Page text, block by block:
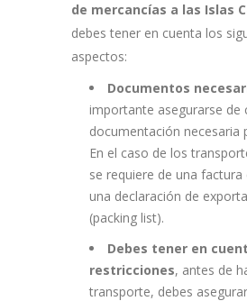
de mercancías a las Islas
debes tener en cuenta los
aspectos:
Documentos
importante asegurarse de
documentación necesaria
En el caso de los
se requiere de una
una declaración de
(packing list).
Debes tener en
restricciones, antes de
transporte, debes